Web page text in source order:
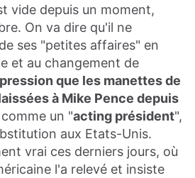
vide depuis un moment,
On va dire qu'il ne
ses "petites affaires" en
et au changement de
que les manettes de
à Mike Pence depuis
un "acting président",
aux Etats-Unis.
vrai ces derniers jours, où
l'a relevé et insiste